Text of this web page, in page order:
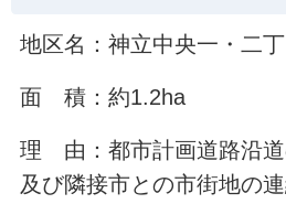
地区名：神立中央一・二丁
面 積：約1.2ha
理 由：都市計画道路沿道
及び隣接市との市街地の